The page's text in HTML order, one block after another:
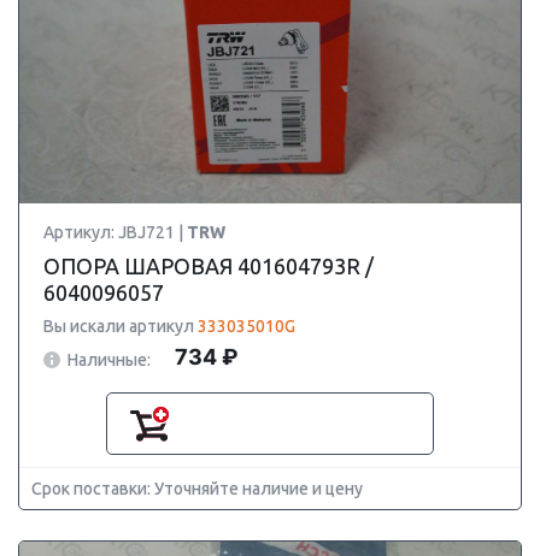
Артикул: JBJ721 | TRW
ОПОРА ШАРОВАЯ 401604793R /
6040096057
Вы искали артикул 333035010G
Наличные:
734 ₽
Срок поставки: Уточняйте наличие и цену